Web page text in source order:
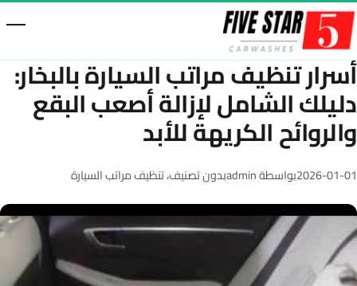
تخطّى إلى المحتوى
أسرار تنظيف مراتب السيارة بالبخار:
دليلك الشامل لإزالة أصعب البقع
والروائح الكريهة للأبد
2026-01-01بواسطة admin بدون تصنيف،تنظيف مراتب السيارة